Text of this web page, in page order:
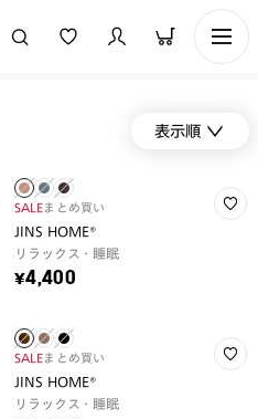
表示順
SALEまとめ買い
JINS HOME®
リラックス・睡眠
¥4,400
SALEまとめ買い
JINS HOME®
リラックス・睡眠